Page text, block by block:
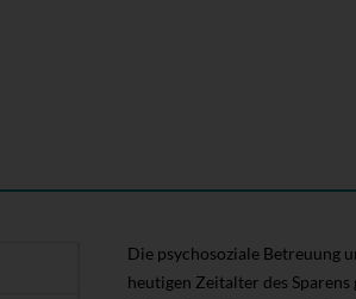
Die psychosoziale Betreuung
heutigen Zeitalter des